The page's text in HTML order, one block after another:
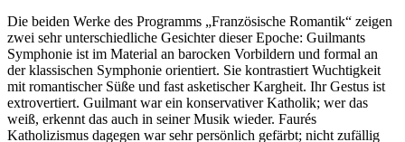
Die beiden Werke des Programms „Französische Romantik“ zeigen
zwei sehr unterschiedliche Gesichter dieser Epoche: Guilmants
Symphonie ist im Material an barocken Vorbildern und formal an
der klassischen Symphonie orientiert. Sie kontrastiert Wuchtigkeit
mit romantischer Süße und fast asketischer Kargheit. Ihr Gestus ist
extrovertiert. Guilmant war ein konservativer Katholik; wer das
weiß, erkennt das auch in seiner Musik wieder. Faurés
Katholizismus dagegen war sehr persönlich gefärbt; nicht zufällig